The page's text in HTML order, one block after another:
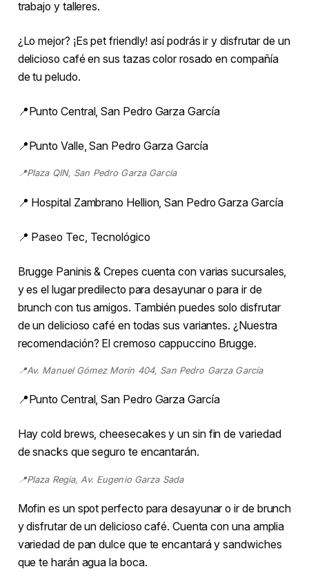
trabajo y talleres.
¿Lo mejor? ¡Es pet friendly! así podrás ir y disfrutar de un
delicioso café en sus tazas color rosado en compañía
de tu peludo.
📍Punto Central, San Pedro Garza García
📍Punto Valle, San Pedro Garza García
📍Plaza QIN, San Pedro Garza García
📍 Hospital Zambrano Hellion, San Pedro Garza García
📍 Paseo Tec, Tecnológico
Brugge Paninis & Crepes cuenta con varias sucursales,
y es el lugar predilecto para desayunar o para ir de
brunch con tus amigos. También puedes solo disfrutar
de un delicioso café en todas sus variantes. ¿Nuestra
recomendación? El cremoso cappuccino Brugge.
📍Av. Manuel Gómez Morín 404, San Pedro Garza García
📍Punto Central, San Pedro Garza García
Hay cold brews, cheesecakes y un sin fin de variedad
de snacks que seguro te encantarán.
📍Plaza Regia, Av. Eugenio Garza Sada
Mofin es un spot perfecto para desayunar o ir de brunch
y disfrutar de un delicioso café. Cuenta con una amplia
variedad de pan dulce que te encantará y sandwiches
que te harán agua la boca.